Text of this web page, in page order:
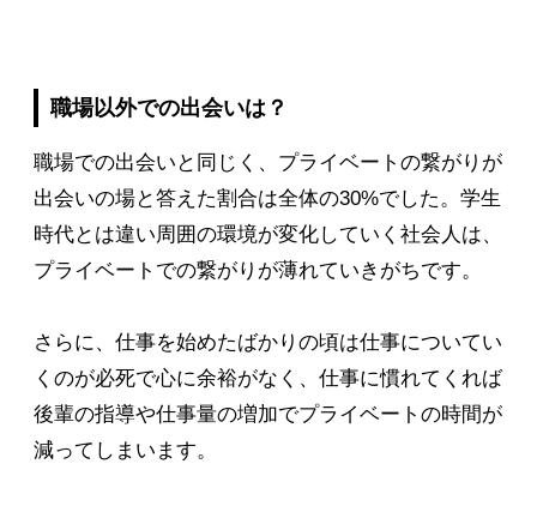
職場以外での出会いは？
職場での出会いと同じく、プライベートの繋がりが
出会いの場と答えた割合は全体の30%でした。学生
時代とは違い周囲の環境が変化していく社会人は、
プライベートでの繋がりが薄れていきがちです。
さらに、仕事を始めたばかりの頃は仕事についてい
くのが必死で心に余裕がなく、仕事に慣れてくれば
後輩の指導や仕事量の増加でプライベートの時間が
減ってしまいます。